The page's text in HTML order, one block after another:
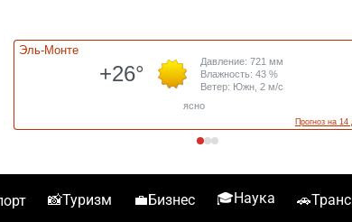
📸Туризм 💼Бизнес 🎓Наука